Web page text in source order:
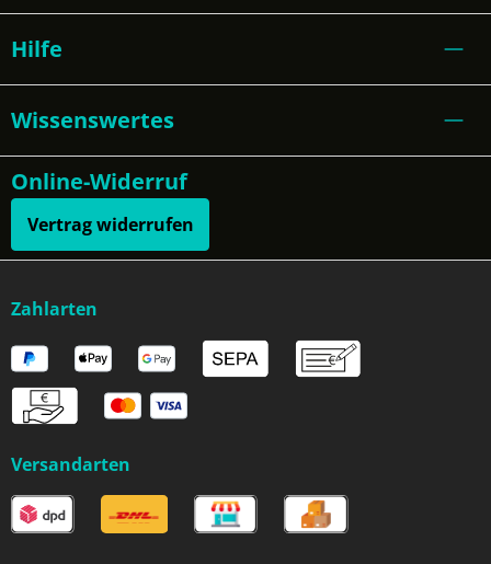
Hilfe
Wissenswertes
Online-Widerruf
Vertrag widerrufen
Zahlarten
Versandarten